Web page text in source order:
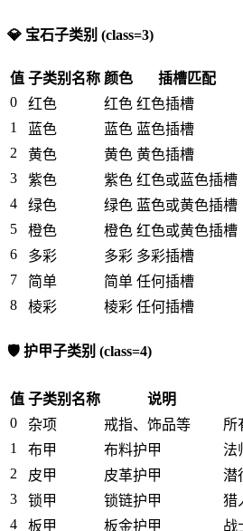
💎 宝石子类别 (class=3)
值 子类别名称 颜色
插槽匹配
0
红色 红色 红色插槽
1
蓝色 蓝色 蓝色插槽
2
黄色 黄色 黄色插槽
3
紫色 紫色 红色或蓝色插槽
4
绿色 绿色 蓝色或黄色插槽
5
橙色 橙色 红色或黄色插槽
6
多彩 多彩 多彩插槽
7
简单 简单 任何插槽
8
棱彩 棱彩 任何插槽
🛡️ 护甲子类别 (class=4)
值 子类别名称 说明
0
杂项 戒指、饰品等
所
1
布甲 布料护甲
法
2
皮甲 皮革护甲
潜
3
锁甲 锁链护甲
猎
4
板甲 板金护甲 战